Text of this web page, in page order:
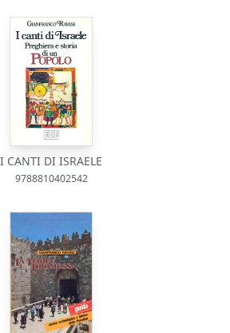
I CANTI DI ISRAELE
9788810402542